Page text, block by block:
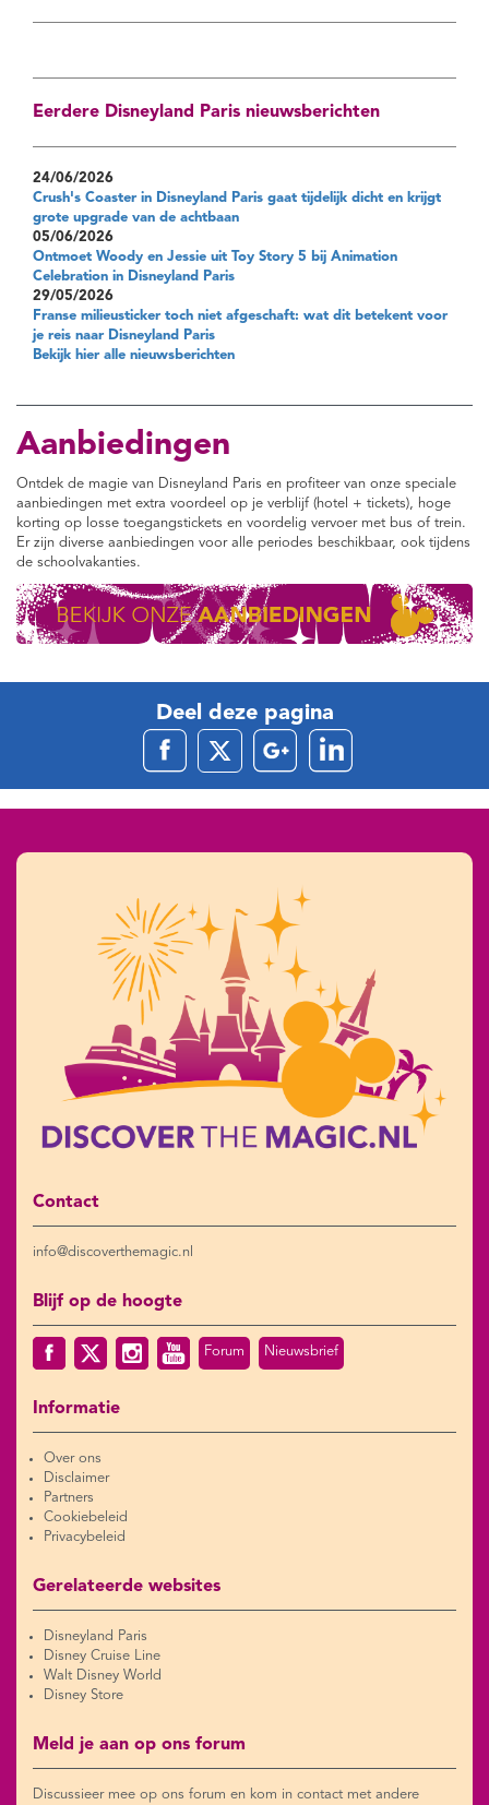
Eerdere Disneyland Paris nieuwsberichten
24/06/2026
Crush's Coaster in Disneyland Paris gaat tijdelijk dicht en krijgt
grote upgrade van de achtbaan
05/06/2026
Ontmoet Woody en Jessie uit Toy Story 5 bij Animation
Celebration in Disneyland Paris
29/05/2026
Franse milieusticker toch niet afgeschaft: wat dit betekent voor
je reis naar Disneyland Paris
Bekijk hier alle nieuwsberichten
Aanbiedingen
Ontdek de magie van Disneyland Paris en profiteer van onze speciale
aanbiedingen met extra voordeel op je verblijf (hotel + tickets), hoge
korting op losse toegangstickets en voordelig vervoer met bus of trein.
Er zijn diverse aanbiedingen voor alle periodes beschikbaar, ook tijdens
de schoolvakanties.
Deel deze pagina
Contact
info@discoverthemagic.nl
Blijf op de hoogte
Forum Nieuwsbrief
Informatie
Over ons
Disclaimer
Partners
Cookiebeleid
Privacybeleid
Gerelateerde websites
Disneyland Paris
Disney Cruise Line
Walt Disney World
Disney Store
Meld je aan op ons forum
Discussieer mee op ons forum en kom in contact met andere